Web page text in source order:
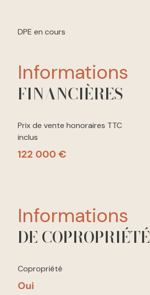
DPE en cours
informations
FINANCIÈRES
Prix de vente honoraires TTC
inclus
122 000 €
informations
DE COPROPRIÉTÉ
Copropriété
Oui